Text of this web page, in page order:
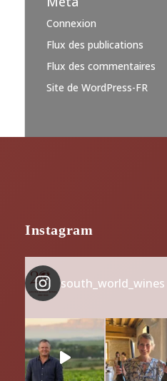
Connexion
Flux des publications
Flux des commentaires
Site de WordPress-FR
Instagram
south_world_wines